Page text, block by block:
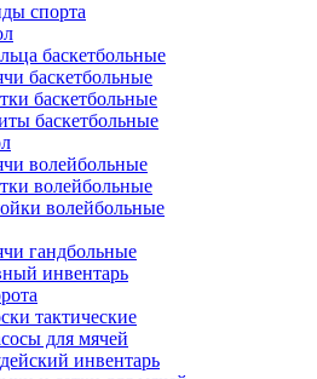
спорта
баскетбольные
баскетбольные
баскетбольные
баскетбольные
волейбольные
волейбольные
волейбольные
гандбольные
инвентарь
тактические
для мячей
инвентарь